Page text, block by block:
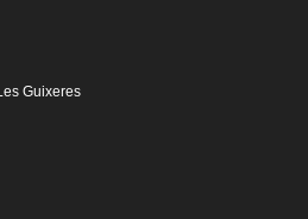
Guixeres